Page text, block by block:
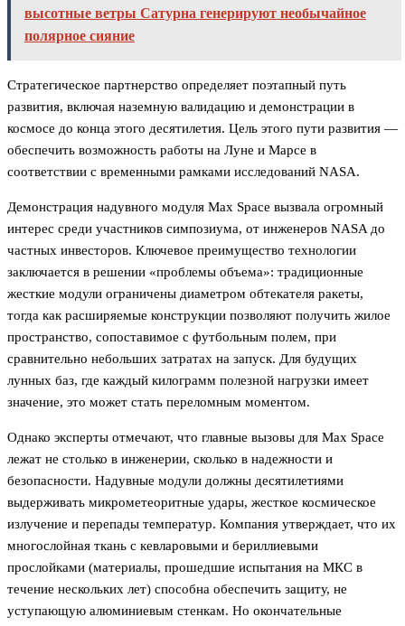
высотные ветры Сатурна генерируют необычайное
полярное сияние
Стратегическое партнерство определяет поэтапный путь
развития, включая наземную валидацию и демонстрации в
космосе до конца этого десятилетия. Цель этого пути развития —
обеспечить возможность работы на Луне и Марсе в
соответствии с временными рамками исследований NASA.
Демонстрация надувного модуля Max Space вызвала огромный
интерес среди участников симпозиума, от инженеров NASA до
частных инвесторов. Ключевое преимущество технологии
заключается в решении «проблемы объема»: традиционные
жесткие модули ограничены диаметром обтекателя ракеты,
тогда как расширяемые конструкции позволяют получить жилое
пространство, сопоставимое с футбольным полем, при
сравнительно небольших затратах на запуск. Для будущих
лунных баз, где каждый килограмм полезной нагрузки имеет
значение, это может стать переломным моментом.
Однако эксперты отмечают, что главные вызовы для Max Space
лежат не столько в инженерии, сколько в надежности и
безопасности. Надувные модули должны десятилетиями
выдерживать микрометеоритные удары, жесткое космическое
излучение и перепады температур. Компания утверждает, что их
многослойная ткань с кевларовыми и бериллиевыми
прослойками (материалы, прошедшие испытания на МКС в
течение нескольких лет) способна обеспечить защиту, не
уступающую алюминиевым стенкам. Но окончательные